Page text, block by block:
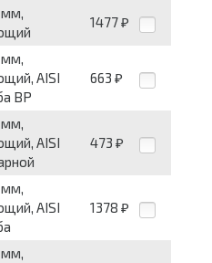
1477 ₽
AISI
ВР
663 ₽
AISI
473 ₽
AISI
1378 ₽